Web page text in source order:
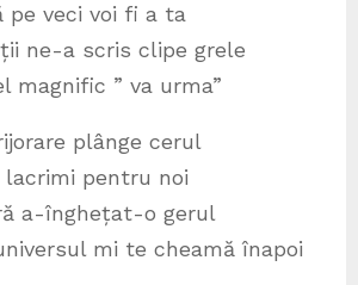
pe veci voi fi a ta
ne-a scris clipe grele
magnific ” va urma”
plânge cerul
pentru noi
a-înghețat-o gerul
mi te cheamă înapoi